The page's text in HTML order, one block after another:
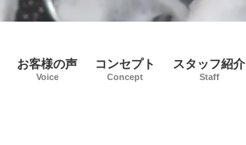
お客様の声
Voice
コンセプト
Concept
スタッフ紹介
Staff